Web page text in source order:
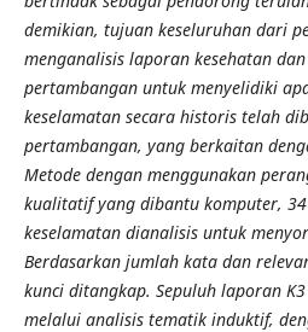
demikian, tujuan keseluruhan dari
menganalisis laporan kesehatan
pertambangan untuk menyelidiki
keselamatan secara historis telah
pertambangan, yang berkaitan
Metode dengan menggunakan
kualitatif yang dibantu komputer,
keselamatan dianalisis untuk
Berdasarkan jumlah kata dan
kunci ditangkap. Sepuluh laporan
melalui analisis tematik induktif,